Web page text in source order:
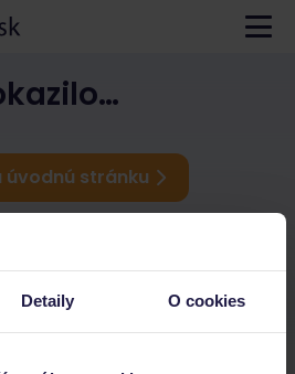
Detaily O cookies
úvodnú stránku